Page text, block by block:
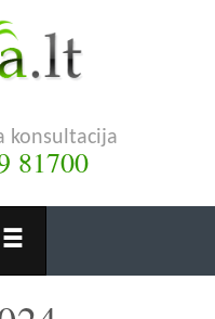
konsultacija
81700